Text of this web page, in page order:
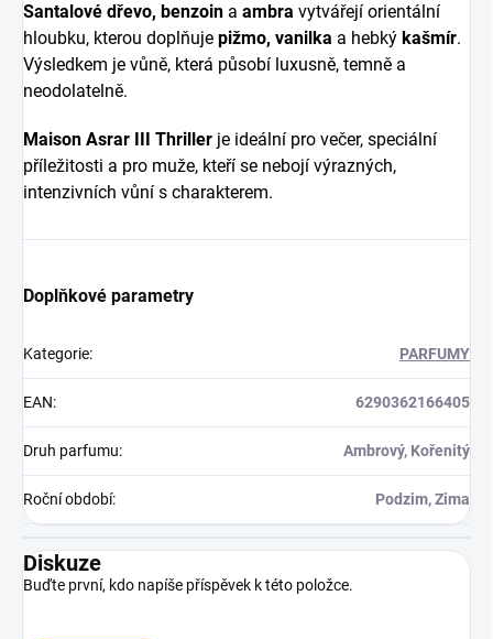
Santalové dřevo, benzoin a ambra vytvářejí orientální
hloubku, kterou doplňuje pižmo, vanilka a hebký kašmír.
Výsledkem je vůně, která působí luxusně, temně a
neodolatelně.
Maison Asrar III Thriller je ideální pro večer, speciální
příležitosti a pro muže, kteří se nebojí výrazných,
intenzivních vůní s charakterem.
Doplňkové parametry
Kategorie: PARFUMY
EAN: 6290362166405
Druh parfumu: Ambrový, Kořenitý
Roční období: Podzim, Zima
Diskuze
Buďte první, kdo napíše příspěvek k této položce.